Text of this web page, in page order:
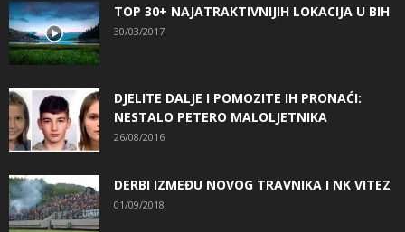
TOP 30+ NAJATRAKTIVNIJIH LOKACIJA U BIH
30/03/2017
DJELITE DALJE I POMOZITE IH PRONAĆI:
NESTALO PETERO MALOLJETNIKA
26/08/2016
DERBI IZMEĐU NOVOG TRAVNIKA I NK VITEZ
01/09/2018